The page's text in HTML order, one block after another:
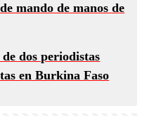
mando de manos de
dos periodistas
en Burkina Faso